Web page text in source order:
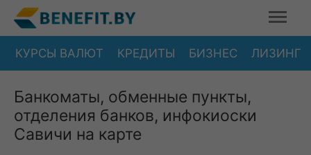
КУРСЫ ВАЛЮТ КРЕДИТЫ БИЗНЕС ЛИЗИНГ
Банкоматы, обменные пункты,
отделения банков, инфокиоски
Савичи на карте